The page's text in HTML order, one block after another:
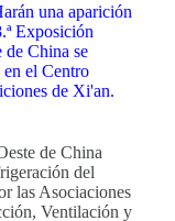
una aparición
Exposición
de China se
el Centro
de Xi'an.
de China
del
las Asociaciones
Ventilación y